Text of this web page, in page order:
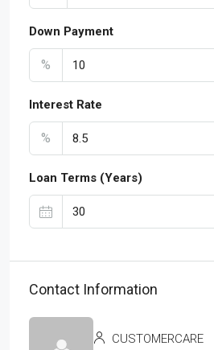
Down Payment
%
Interest Rate
%
Loan Terms (Years)
Contact Information
CUSTOMERCARE